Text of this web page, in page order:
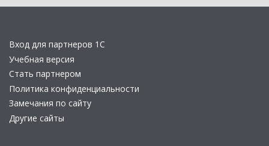
Вход для партнеров 1С
Учебная версия
Стать партнером
Политика конфиденциальности
Замечания по сайту
Другие сайты